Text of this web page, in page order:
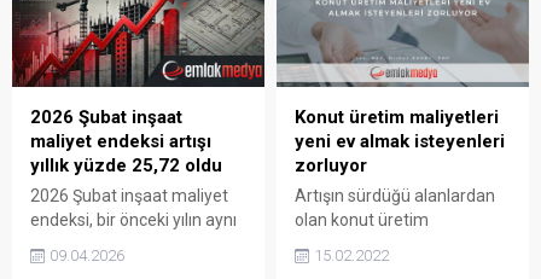
İnşaat Sektörü ve İş Gücü
Dinamikleri Türkiye 2024
Raporunu paylaştı
Bahçeşehir Üniversitesi
Ekonomik ve Toplumsal
Araştırmalar Merkezi
(BETAM), Gayrimenkul
Yatırımcıları Derneği
(GYODER) tarafından
yaptırılan; İnşaat Sektörü ve
İş Gücü Dinamikleri Türkiye
“Türkiye Genelinde 2022
Kasım Ayı Konut Satış
Fiyatları Yıllık Değer Artışı
yüzde 185 oldu.” Teknoloji
odaklı gayrimenkul
değerleme platformu
Endeksa verilerine göre
Türkiye Genelinde 2022
Kasım Ayı...
2026 Şubat inşaat
maliyet endeksi artışı
yıllık yüzde 25,72 oldu
2026 Şubat inşaat maliyet
endeksi, bir önceki yılın aynı
İME artışı Şubatta aylık
09.04.2026
Konut üretim maliyetleri
yeni ev almak isteyenleri
zorluyor
Artışın sürdüğü alanlardan
olan konut üretim
isteyenlerin yeni ev
15.02.2022